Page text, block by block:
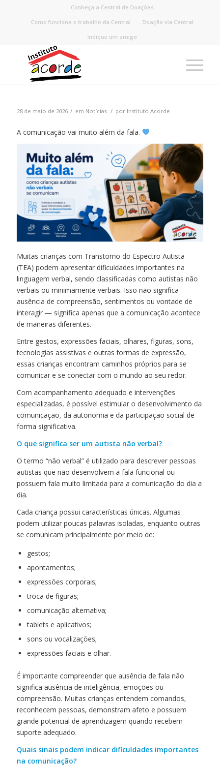
Conheça a Central de Doações
Como funciona o trabalho da Central
Doação via Central
Indique um amigo
28 de maio de 2026 / em Notícias / por Instituto Acorde
A comunicação vai muito além da fala.
Muitas crianças com Transtorno do Espectro Autista
(TEA) podem apresentar dificuldades importantes na
linguagem verbal, sendo classificadas como autistas não
verbais ou minimamente verbais. Isso não significa
ausência de compreensão, sentimentos ou vontade de
interagir — significa apenas que a comunicação acontece
de maneiras diferentes.
Entre gestos, expressões faciais, olhares, figuras, sons,
tecnologias assistivas e outras formas de expressão,
essas crianças encontram caminhos próprios para se
comunicar e se conectar com o mundo ao seu redor.
Com acompanhamento adequado e intervenções
especializadas, é possível estimular o desenvolvimento da
comunicação, da autonomia e da participação social de
forma significativa.
O que significa ser um autista não verbal?
O termo “não verbal” é utilizado para descrever pessoas
autistas que não desenvolvem a fala funcional ou
possuem fala muito limitada para a comunicação do dia a
dia.
Cada criança possui características únicas. Algumas
podem utilizar poucas palavras isoladas, enquanto outras
se comunicam principalmente por meio de:
gestos;
apontamentos;
expressões corporais;
troca de figuras;
comunicação alternativa;
tablets e aplicativos;
sons ou vocalizações;
expressões faciais e olhar.
É importante compreender que ausência de fala não
significa ausência de inteligência, emoções ou
compreensão. Muitas crianças entendem comandos,
reconhecem pessoas, demonstram afeto e possuem
grande potencial de aprendizagem quando recebem
suporte adequado.
Quais sinais podem indicar dificuldades importantes
na comunicação?